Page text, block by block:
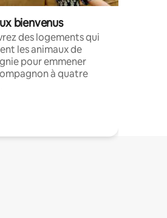
bienvenus
des logements qui
les animaux de
pour emmener
à quatre